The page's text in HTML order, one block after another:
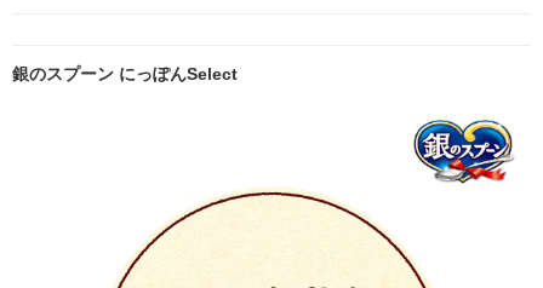
銀のスプーン にっぽんSelect